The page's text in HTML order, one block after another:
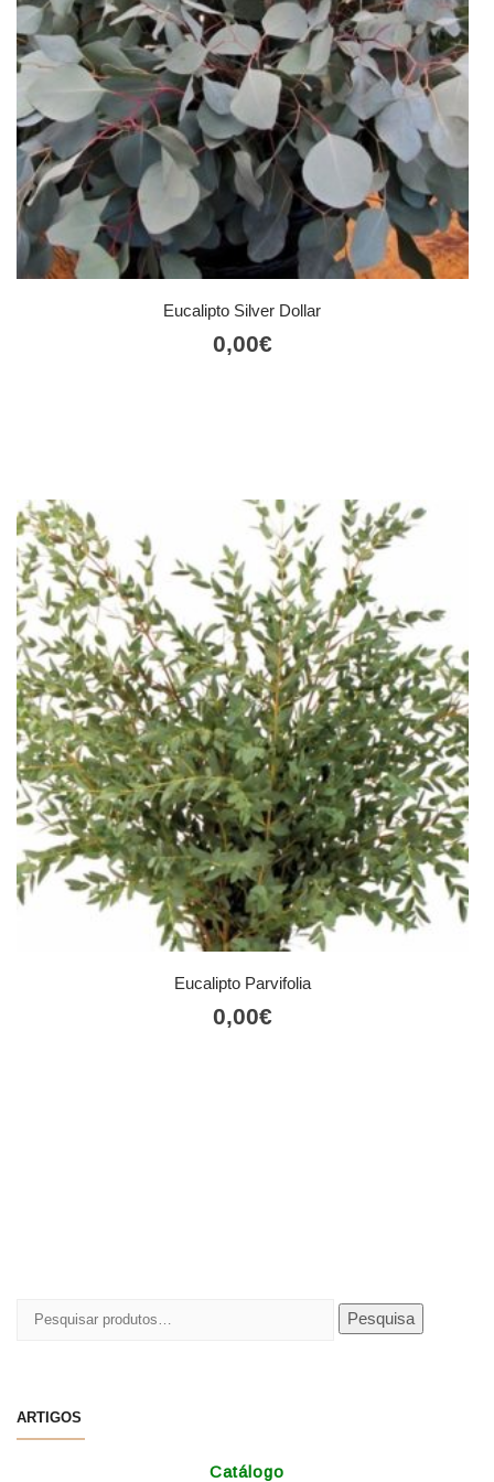
Eucalipto Silver Dollar
0,00€
Eucalipto Parvifolia
0,00€
Pesquisar
Pesquisa
ARTIGOS
Catálogo